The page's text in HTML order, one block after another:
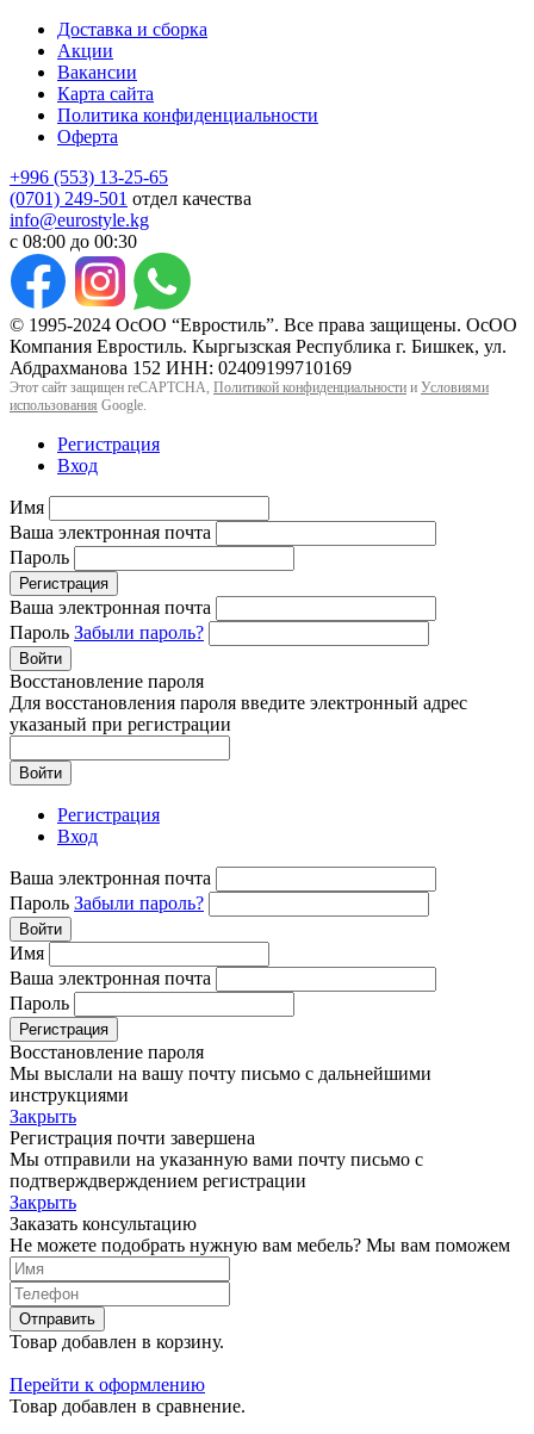
Доставка и сборка
Акции
Вакансии
Карта сайта
Политика конфиденциальности
Оферта
+996 (553) 13-25-65
(0701) 249-501 отдел качества
info@eurostyle.kg
с 08:00 до 00:30
© 1995-2024 ОсОО “Евростиль”. Все права защищены. ОсОО
Компания Евростиль. Кыргызская Республика г. Бишкек, ул.
Абдрахманова 152 ИНН: 02409199710169
Этот сайт защищен reCAPTCHA, Политикой конфиденциальности и Условиями
использования Google.
Регистрация
Вход
Имя
Ваша электронная почта
Пароль
Регистрация
Ваша электронная почта
Пароль Забыли пароль?
Войти
Восстановление пароля
Для восстановления пароля введите электронный адрес
указаный при регистрации
Войти
Регистрация
Вход
Ваша электронная почта
Пароль Забыли пароль?
Войти
Имя
Ваша электронная почта
Пароль
Регистрация
Восстановление пароля
Мы выслали на вашу почту письмо с дальнейшими
инструкциями
Закрыть
Регистрация почти завершена
Мы отправили на указанную вами почту письмо с
подтверждверждением регистрации
Закрыть
Заказать консультацию
Не можете подобрать нужную вам мебель? Мы вам поможем
Отправить
Товар добавлен в корзину.
Перейти к оформлению
Товар добавлен в сравнение.